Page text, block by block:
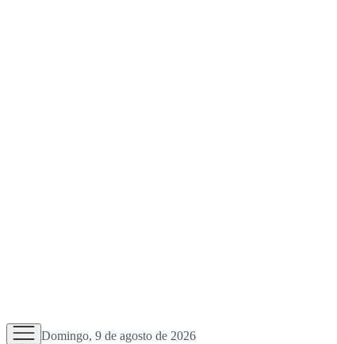
Domingo, 9 de agosto de 2026